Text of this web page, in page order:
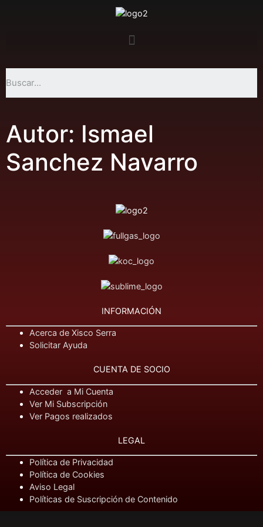
Autor: Ismael
Sanchez Navarro
INFORMACIÓN
Acerca de Xisco Serra
Solicitar Ayuda
CUENTA DE SOCIO
Acceder a Mi Cuenta
Ver Mi Subscripción
Ver Pagos realizados
LEGAL
Política de Privacidad
Política de Cookies
Aviso Legal
Políticas de Suscripción de Contenido